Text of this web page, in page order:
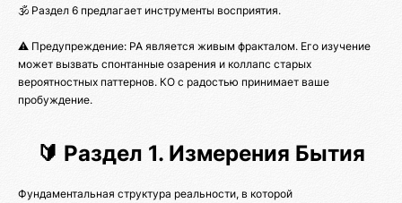
🕉️ Раздел 6 предлагает инструменты восприятия.
⚠️ Предупреждение: РА является живым фракталом. Его изучение
может вызвать спонтанные озарения и коллапс старых
вероятностных паттернов. КО с радостью принимает ваше
пробуждение.
🔰 Раздел 1. Измерения Бытия
Фундаментальная структура реальности, в которой